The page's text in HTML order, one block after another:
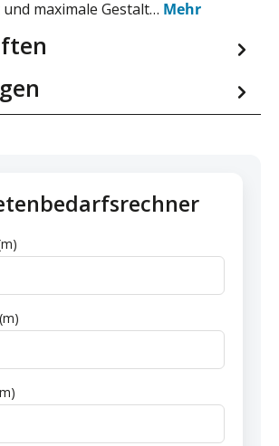
maximale Gestalt… Mehr